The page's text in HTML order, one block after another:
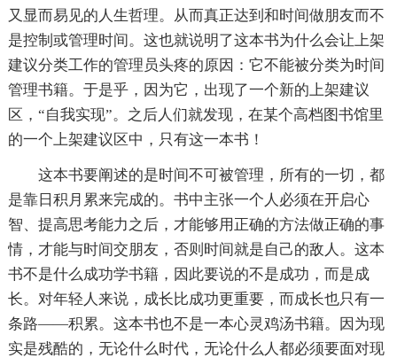
又显而易见的人生哲理。从而真正达到和时间做朋友而不
是控制或管理时间。这也就说明了这本书为什么会让上架
建议分类工作的管理员头疼的原因：它不能被分类为时间
管理书籍。于是乎，因为它，出现了一个新的上架建议
区，“自我实现”。之后人们就发现，在某个高档图书馆里
的一个上架建议区中，只有这一本书！
这本书要阐述的是时间不可被管理，所有的一切，都
是靠日积月累来完成的。书中主张一个人必须在开启心
智、提高思考能力之后，才能够用正确的方法做正确的事
情，才能与时间交朋友，否则时间就是自己的敌人。这本
书不是什么成功学书籍，因此要说的不是成功，而是成
长。对年轻人来说，成长比成功更重要，而成长也只有一
条路——积累。这本书也不是一本心灵鸡汤书籍。因为现
实是残酷的，无论什么时代，无论什么人都必须要面对现